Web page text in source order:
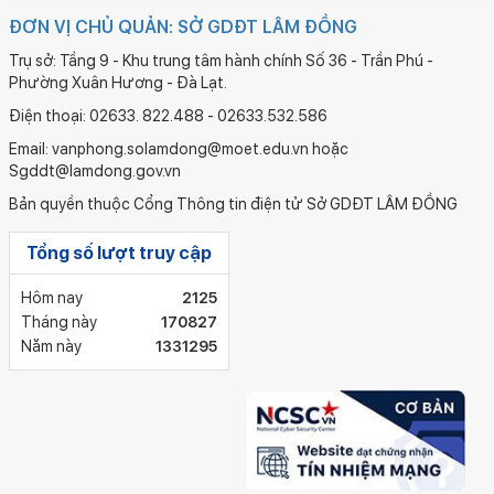
ĐƠN VỊ CHỦ QUẢN: SỞ GDĐT LÂM ĐỒNG
Trụ sở: Tầng 9 - Khu trung tâm hành chính Số 36 - Trần Phú -
Phường Xuân Hương - Đà Lạt.
Điện thoại: 02633. 822.488 - 02633.532.586
Email: vanphong.solamdong@moet.edu.vn hoặc
Sgddt@lamdong.gov.vn
Bản quyền thuộc Cổng Thông tin điện tử Sở GDĐT LÂM ĐỒNG
Tổng số lượt truy cập
Hôm nay
2125
Tháng này
170827
Năm này
1331295